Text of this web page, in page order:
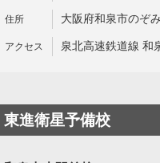
大阪府和泉市のぞ
泉北高速鉄道線 和
東進衛星予備校